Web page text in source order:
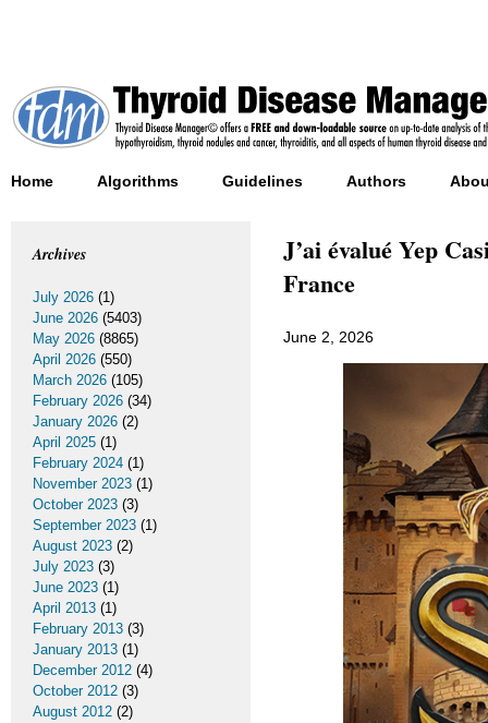
Home Algorithms Guidelines Authors
J’ai évalué Yep
France
June 2, 2026
Archives
July 2026 (1)
June 2026 (5403)
May 2026 (8865)
April 2026 (550)
March 2026 (105)
February 2026 (34)
January 2026 (2)
April 2025 (1)
February 2024 (1)
November 2023 (1)
October 2023 (3)
September 2023 (1)
August 2023 (2)
July 2023 (3)
June 2023 (1)
April 2013 (1)
February 2013 (3)
January 2013 (1)
December 2012 (4)
October 2012 (3)
August 2012 (2)